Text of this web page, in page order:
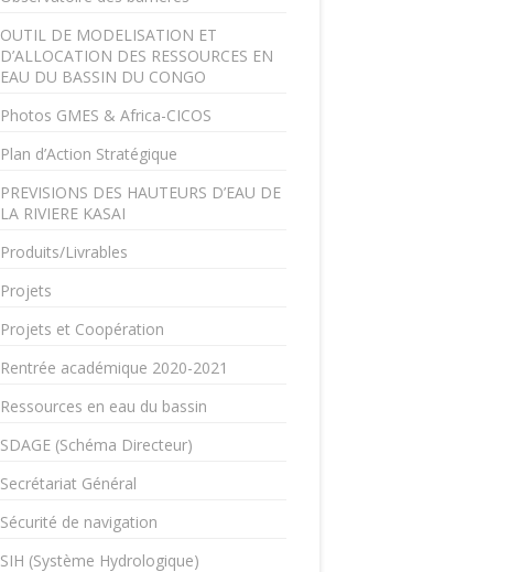
OUTIL DE MODELISATION ET
D’ALLOCATION DES RESSOURCES EN
EAU DU BASSIN DU CONGO
Photos GMES & Africa-CICOS
Plan d’Action Stratégique
PREVISIONS DES HAUTEURS D’EAU DE
LA RIVIERE KASAI
Produits/Livrables
Projets
Projets et Coopération
Rentrée académique 2020-2021
Ressources en eau du bassin
SDAGE (Schéma Directeur)
Secrétariat Général
Sécurité de navigation
SIH (Système Hydrologique)